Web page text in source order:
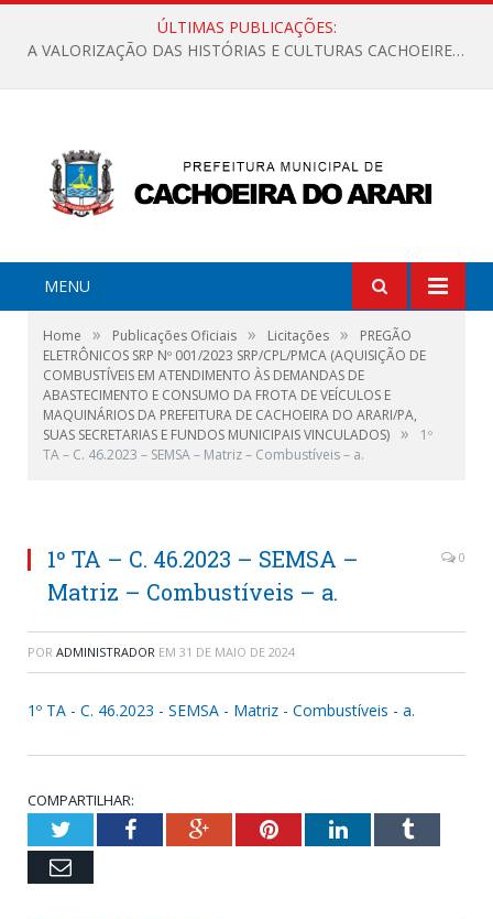
ÚLTIMAS PUBLICAÇÕES:
A VALORIZAÇÃO DAS HISTÓRIAS E CULTURAS CACHOEIRENSES
MENU
Home » Publicações Oficiais » Licitações »
PREGÃO
ELETRÔNICOS SRP Nº 001/2023 SRP/CPL/PMCA (AQUISIÇÃO DE
COMBUSTÍVEIS EM ATENDIMENTO ÀS DEMANDAS DE
ABASTECIMENTO E CONSUMO DA FROTA DE VEÍCULOS E
MAQUINÁRIOS DA PREFEITURA DE CACHOEIRA DO ARARI/PA,
SUAS SECRETARIAS E FUNDOS MUNICIPAIS VINCULADOS) »
1º
TA – C. 46.2023 – SEMSA – Matriz – Combustíveis – a.
1º TA – C. 46.2023 – SEMSA –
Matriz – Combustíveis – a.
0
POR ADMINISTRADOR EM 31 DE MAIO DE 2024
1º TA - C. 46.2023 - SEMSA - Matriz - Combustíveis - a.
COMPARTILHAR:
TwitterFacebookGoogle+PinterestLinkedInTumblr
Email